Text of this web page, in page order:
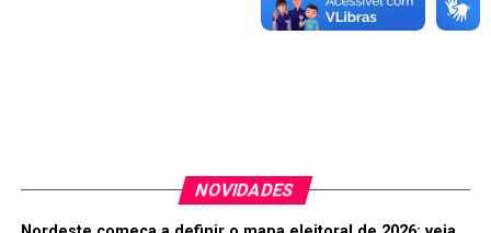
A agricultura também foi tema da nossa reportagem.
TÓPICOS RELACIONADOS: AÇÃO CARDOSO
NOVIDADES